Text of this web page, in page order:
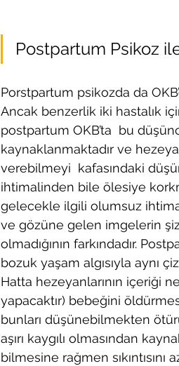
Postpartum Psikoz
Porstpartum psikozda da
Ancak benzerlik iki hastalık
postpartum OKB’ta  bu
kaynaklanmaktadır ve
verebilmeyi  kafasındaki
ihtimalinden bile ölesiye
gelecekle ilgili olumsuz
ve gözüne gelen imgelerin
olmadığının farkındadır.
bozuk yaşam algısıyla aynı
Hatta hezeyanlarının içeriği
yapacaktır) bebeğini
bunları düşünebilmekten
aşırı kaygılı olmasından
bilmesine rağmen